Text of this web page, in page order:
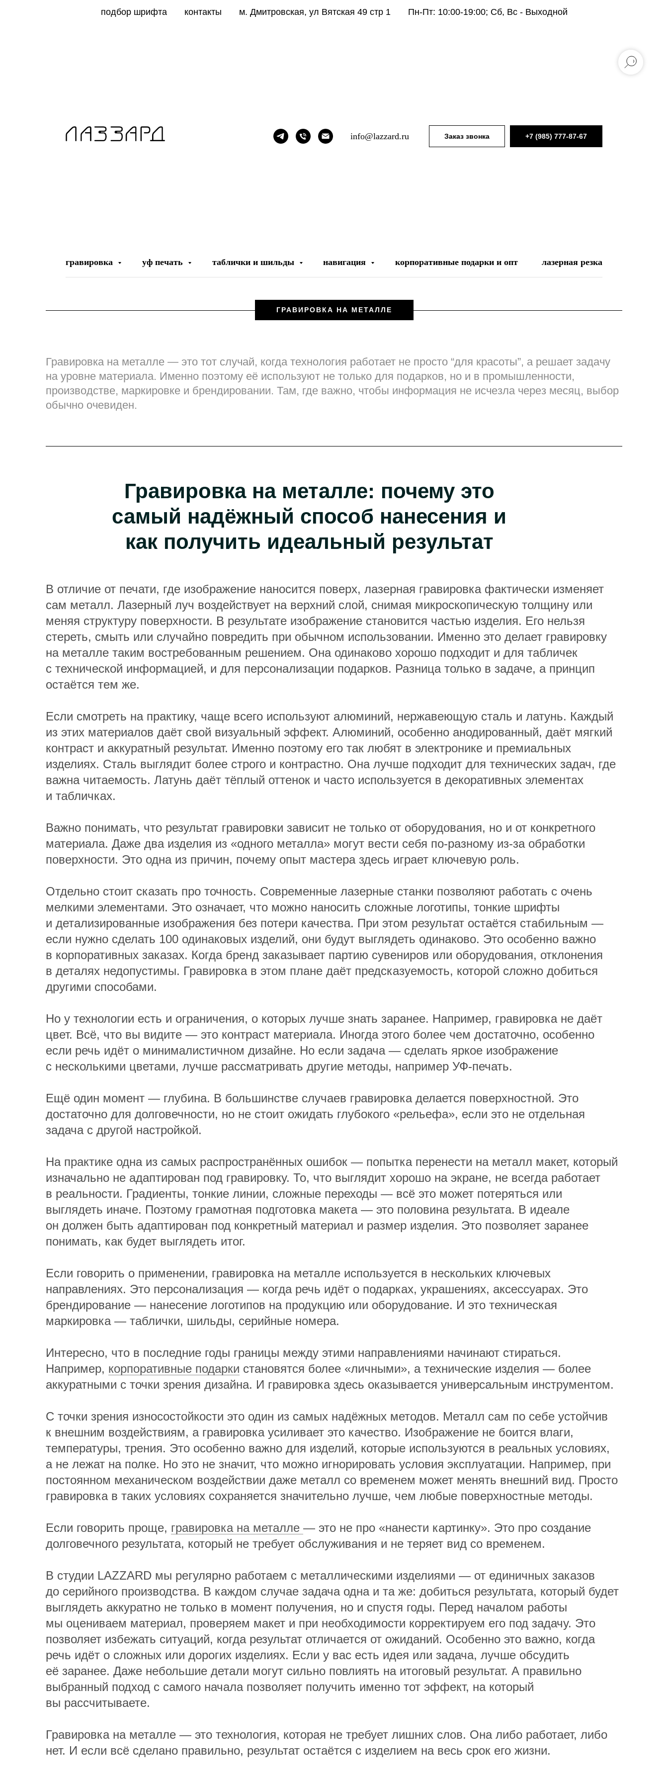
подбор шрифта контакты м. Дмитровская, ул Вятская 49 стр 1 Пн-Пт: 10:00-19:00; Сб, Вс - Выходной
info@lazzard.ru Заказ звонка +7 (985) 777-87-67
гравировка уф печать таблички и шильды навигация корпоративные подарки и опт лазерная резка
ГРАВИРОВКА НА МЕТАЛЛЕ
Гравировка на металле — это тот случай, когда технология работает не просто “для красоты”, а решает задачу
на уровне материала. Именно поэтому её используют не только для подарков, но и в промышленности,
производстве, маркировке и брендировании. Там, где важно, чтобы информация не исчезла через месяц, выбор
обычно очевиден.
Гравировка на металле: почему это
самый надёжный способ нанесения и
как получить идеальный результат
В отличие от печати, где изображение наносится поверх, лазерная гравировка фактически изменяет
сам металл. Лазерный луч воздействует на верхний слой, снимая микроскопическую толщину или
меняя структуру поверхности. В результате изображение становится частью изделия. Его нельзя
стереть, смыть или случайно повредить при обычном использовании. Именно это делает гравировку
на металле таким востребованным решением. Она одинаково хорошо подходит и для табличек
с технической информацией, и для персонализации подарков. Разница только в задаче, а принцип
остаётся тем же.
Если смотреть на практику, чаще всего используют алюминий, нержавеющую сталь и латунь. Каждый
из этих материалов даёт свой визуальный эффект. Алюминий, особенно анодированный, даёт мягкий
контраст и аккуратный результат. Именно поэтому его так любят в электронике и премиальных
изделиях. Сталь выглядит более строго и контрастно. Она лучше подходит для технических задач, где
важна читаемость. Латунь даёт тёплый оттенок и часто используется в декоративных элементах
и табличках.
Важно понимать, что результат гравировки зависит не только от оборудования, но и от конкретного
материала. Даже два изделия из «одного металла» могут вести себя по-разному из-за обработки
поверхности. Это одна из причин, почему опыт мастера здесь играет ключевую роль.
Отдельно стоит сказать про точность. Современные лазерные станки позволяют работать с очень
мелкими элементами. Это означает, что можно наносить сложные логотипы, тонкие шрифты
и детализированные изображения без потери качества. При этом результат остаётся стабильным —
если нужно сделать 100 одинаковых изделий, они будут выглядеть одинаково. Это особенно важно
в корпоративных заказах. Когда бренд заказывает партию сувениров или оборудования, отклонения
в деталях недопустимы. Гравировка в этом плане даёт предсказуемость, которой сложно добиться
другими способами.
Но у технологии есть и ограничения, о которых лучше знать заранее. Например, гравировка не даёт
цвет. Всё, что вы видите — это контраст материала. Иногда этого более чем достаточно, особенно
если речь идёт о минималистичном дизайне. Но если задача — сделать яркое изображение
с несколькими цветами, лучше рассматривать другие методы, например УФ-печать.
Ещё один момент — глубина. В большинстве случаев гравировка делается поверхностной. Это
достаточно для долговечности, но не стоит ожидать глубокого «рельефа», если это не отдельная
задача с другой настройкой.
На практике одна из самых распространённых ошибок — попытка перенести на металл макет, который
изначально не адаптирован под гравировку. То, что выглядит хорошо на экране, не всегда работает
в реальности. Градиенты, тонкие линии, сложные переходы — всё это может потеряться или
выглядеть иначе. Поэтому грамотная подготовка макета — это половина результата. В идеале
он должен быть адаптирован под конкретный материал и размер изделия. Это позволяет заранее
понимать, как будет выглядеть итог.
Если говорить о применении, гравировка на металле используется в нескольких ключевых
направлениях. Это персонализация — когда речь идёт о подарках, украшениях, аксессуарах. Это
брендирование — нанесение логотипов на продукцию или оборудование. И это техническая
маркировка — таблички, шильды, серийные номера.
Интересно, что в последние годы границы между этими направлениями начинают стираться.
Например, корпоративные подарки становятся более «личными», а технические изделия — более
аккуратными с точки зрения дизайна. И гравировка здесь оказывается универсальным инструментом.
С точки зрения износостойкости это один из самых надёжных методов. Металл сам по себе устойчив
к внешним воздействиям, а гравировка усиливает это качество. Изображение не боится влаги,
температуры, трения. Это особенно важно для изделий, которые используются в реальных условиях,
а не лежат на полке. Но это не значит, что можно игнорировать условия эксплуатации. Например, при
постоянном механическом воздействии даже металл со временем может менять внешний вид. Просто
гравировка в таких условиях сохраняется значительно лучше, чем любые поверхностные методы.
Если говорить проще, гравировка на металле — это не про «нанести картинку». Это про создание
долговечного результата, который не требует обслуживания и не теряет вид со временем.
В студии LAZZARD мы регулярно работаем с металлическими изделиями — от единичных заказов
до серийного производства. В каждом случае задача одна и та же: добиться результата, который будет
выглядеть аккуратно не только в момент получения, но и спустя годы. Перед началом работы
мы оцениваем материал, проверяем макет и при необходимости корректируем его под задачу. Это
позволяет избежать ситуаций, когда результат отличается от ожиданий. Особенно это важно, когда
речь идёт о сложных или дорогих изделиях. Если у вас есть идея или задача, лучше обсудить
её заранее. Даже небольшие детали могут сильно повлиять на итоговый результат. А правильно
выбранный подход с самого начала позволяет получить именно тот эффект, на который
вы рассчитываете.
Гравировка на металле — это технология, которая не требует лишних слов. Она либо работает, либо
нет. И если всё сделано правильно, результат остаётся с изделием на весь срок его жизни.